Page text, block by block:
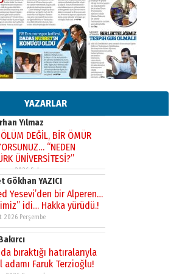
YAZARLAR
GÜLERCİ
Şahsuvaroğlu ERKON’da
yukarı taşırken,
aşağı
BOZKURT
bir şehir, bir
Dizginler kimin
Yılmaz
DEĞİL, BİR ÖMÜR
“NEDEN
ÜNİVERSİTESİ?”
2026 Salı
Gökhan YAZICI
Yesevi’den bir Alperen…
idi… Hakka yürüdü.!
2026 Perşembe
bıraktığı hatıralarıyla
adamı Faruk Terzioğlu!